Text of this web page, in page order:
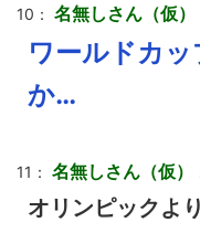
10： 名無しさん（仮）
ワールドカ
か…
11： 名無しさん（仮）
オリンピックよ